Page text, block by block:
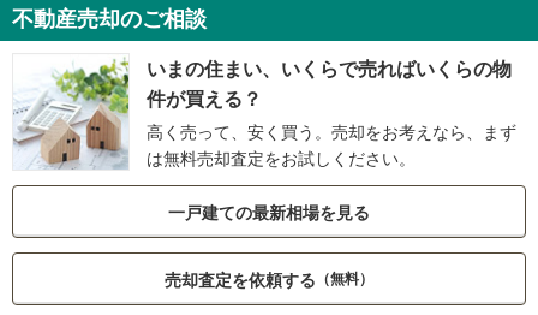
不動産売却のご相談
いまの住まい、いくらで売ればいくらの物
件が買える？
高く売って、安く買う。売却をお考えなら、まず
は無料売却査定をお試しください。
一戸建ての最新相場を見る
売却査定を依頼する （無料）